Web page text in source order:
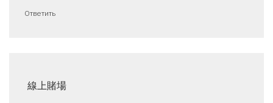
Ответить
線上賭場